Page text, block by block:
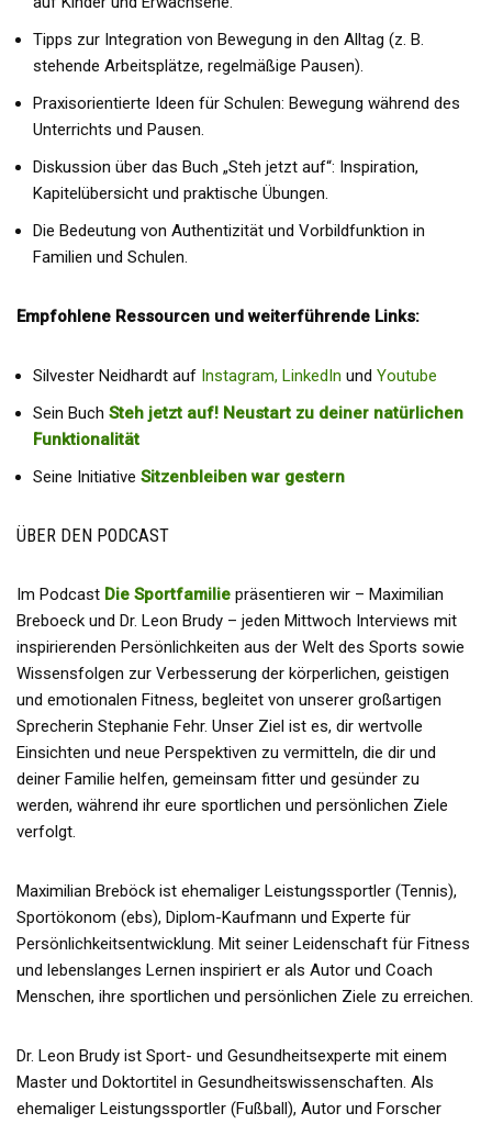
Tipps zur Integration von Bewegung in den Alltag (z. B.
stehende Arbeitsplätze, regelmäßige Pausen).
Praxisorientierte Ideen für Schulen: Bewegung während des
Unterrichts und Pausen.
Diskussion über das Buch „Steh jetzt auf“: Inspiration,
Kapitelübersicht und praktische Übungen.
Die Bedeutung von Authentizität und Vorbildfunktion in
Familien und Schulen.
Empfohlene Ressourcen und weiterführende Links:
Silvester Neidhardt auf Instagram, LinkedIn und Youtube
Sein Buch Steh jetzt auf! Neustart zu deiner natürlichen
Funktionalität
Seine Initiative Sitzenbleiben war gestern
ÜBER DEN PODCAST
Im Podcast Die Sportfamilie präsentieren wir – Maximilian
Breboeck und Dr. Leon Brudy – jeden Mittwoch Interviews mit
inspirierenden Persönlichkeiten aus der Welt des Sports sowie
Wissensfolgen zur Verbesserung der körperlichen, geistigen
und emotionalen Fitness, begleitet von unserer großartigen
Sprecherin Stephanie Fehr. Unser Ziel ist es, dir wertvolle
Einsichten und neue Perspektiven zu vermitteln, die dir und
deiner Familie helfen, gemeinsam fitter und gesünder zu
werden, während ihr eure sportlichen und persönlichen Ziele
verfolgt.
Maximilian Breböck ist ehemaliger Leistungssportler (Tennis),
Sportökonom (ebs), Diplom-Kaufmann und Experte für
Persönlichkeitsentwicklung. Mit seiner Leidenschaft für Fitness
und lebenslanges Lernen inspiriert er als Autor und Coach
Menschen, ihre sportlichen und persönlichen Ziele zu erreichen.
Dr. Leon Brudy ist Sport- und Gesundheitsexperte mit einem
Master und Doktortitel in Gesundheitswissenschaften. Als
ehemaliger Leistungssportler (Fußball), Autor und Forscher